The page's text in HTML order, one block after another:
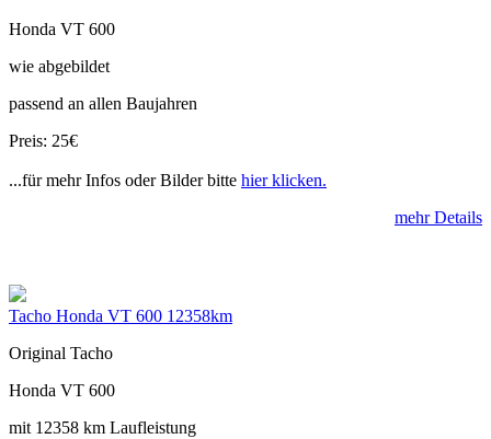
Honda VT 600
wie abgebildet
passend an allen Baujahren
Preis: 25€
...für mehr Infos oder Bilder bitte hier klicken.
mehr Details
Tacho Honda VT 600 12358km
Original Tacho
Honda VT 600
mit 12358 km Laufleistung